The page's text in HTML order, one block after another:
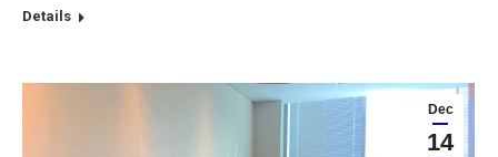
Details
Dec
14